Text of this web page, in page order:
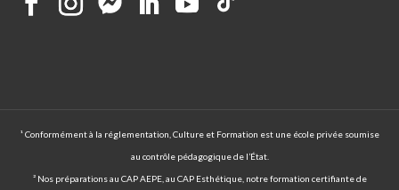
¹ Conformément à la réglementation, Culture et Formation est une école privée soumise
au contrôle pédagogique de l’État.
² Nos préparations au CAP AEPE, au CAP Esthétique, notre formation certifiante de